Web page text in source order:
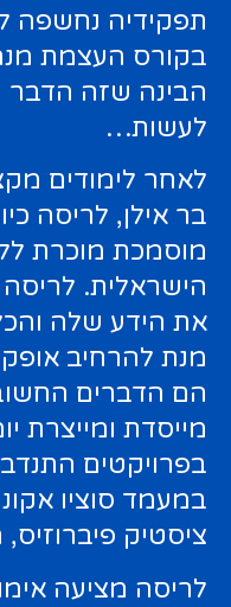
תפקידיה נחשפה
בקורס העצמת
הבינה שזה
לעשות…
לאחר לימודים
בר אילן, לריסה
מוסמכת מוכרת
הישראלית.
את הידע שלה
מנת להרחיב
הם הדברים
מייסדת ומייצרת
בפרויקטים
במעמד סוציו
ציסטיק
לריסה מציעה אימון